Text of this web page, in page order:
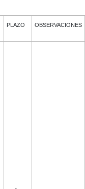
PLAZO OBSERVACIONES